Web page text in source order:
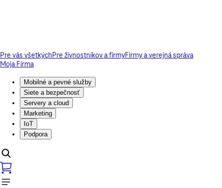
Pre vás všetkýchPre živnostníkov a firmyFirmy a verejná správa
Moja Firma
Mobilné a pevné služby
Siete a bezpečnosť
Servery a cloud
Marketing
IoT
Podpora